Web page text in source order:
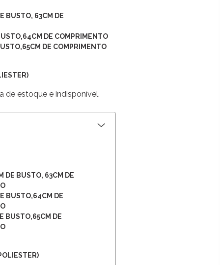
BUSTO, 63CM DE
DE COMPRIMENTO
DE COMPRIMENTO
de estoque e indisponível.
DE BUSTO, 63CM DE
BUSTO,64CM DE
BUSTO,65CM DE